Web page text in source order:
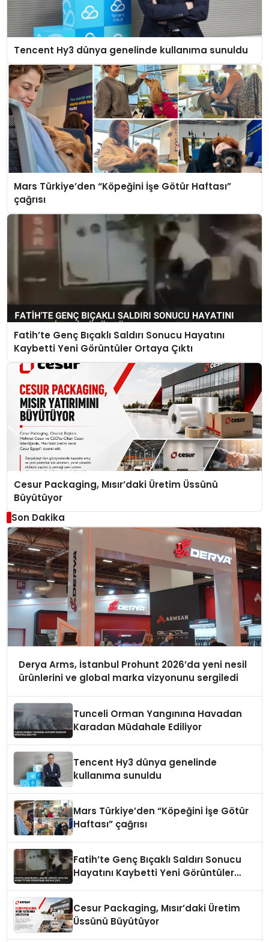
Tencent Hy3 dünya genelinde kullanıma sunuldu
Mars Türkiye’den “Köpeğini İşe Götür Haftası”
çağrısı
Fatih’te Genç Bıçaklı Saldırı Sonucu Hayatını
Kaybetti Yeni Görüntüler Ortaya Çıktı
Cesur Packaging, Mısır’daki Üretim Üssünü
Büyütüyor
Son Dakika
Derya Arms, İstanbul Prohunt 2026’da yeni nesil
ürünlerini ve global marka vizyonunu sergiledi
Tunceli Orman Yangınına Havadan
Karadan Müdahale Ediliyor
Tencent Hy3 dünya genelinde
kullanıma sunuldu
Mars Türkiye’den “Köpeğini İşe Götür
Haftası” çağrısı
Fatih’te Genç Bıçaklı Saldırı Sonucu
Hayatını Kaybetti Yeni Görüntüler
Cesur Packaging, Mısır’daki Üretim
Üssünü Büyütüyor